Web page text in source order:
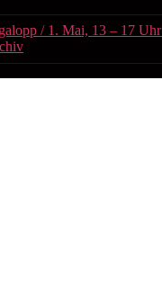
/ 1. Mai, 13 – 17 Uhr